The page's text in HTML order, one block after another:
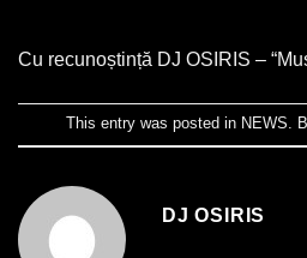
Cu recunoștință DJ OSIRIS –
This entry was posted in NEWS.
DJ OSIRIS